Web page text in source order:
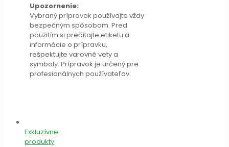
Upozornenie:
Vybraný prípravok používajte vždy
bezpečným spôsobom. Pred
použitím si prečítajte etiketu a
informácie o prípravku,
rešpektujte varovné vety a
symboly. Prípravok je určený pre
profesionálnych používateľov.
Exkluzívne
produkty